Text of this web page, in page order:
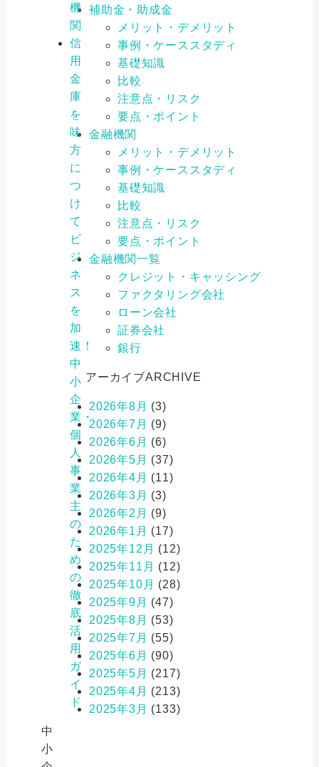
機
関
信
用
金
庫
を
味
方
に
つ
け
て
ビ
ジ
ネ
ス
を
加
速！
中
小
企
業・
個
人
事
業
主
の
た
め
の
徹
底
活
用
ガ
イ
ド
中
小
補助金・助成金
メリット・デメリット
事例・ケーススタディ
基礎知識
比較
注意点・リスク
要点・ポイント
金融機関
メリット・デメリット
事例・ケーススタディ
基礎知識
比較
注意点・リスク
要点・ポイント
金融機関一覧
クレジット・キャッシング
ファクタリング会社
ローン会社
証券会社
銀行
アーカイブARCHIVE
2026年8月 (3)
2026年7月 (9)
2026年6月 (6)
2026年5月 (37)
2026年4月 (11)
2026年3月 (3)
2026年2月 (9)
2026年1月 (17)
2025年12月 (12)
2025年11月 (12)
2025年10月 (28)
2025年9月 (47)
2025年8月 (53)
2025年7月 (55)
2025年6月 (90)
2025年5月 (217)
2025年4月 (213)
2025年3月 (133)